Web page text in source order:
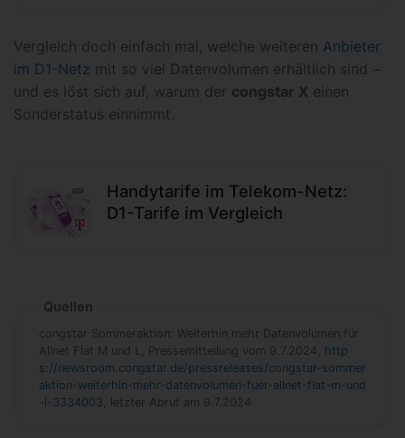
Vergleich doch einfach mal, welche weiteren Anbieter
im D1-Netz mit so viel Datenvolumen erhältlich sind −
und es löst sich auf, warum der congstar X einen
Sonderstatus einnimmt.
Handytarife im Telekom-Netz:
D1-Tarife im Vergleich
Quellen
congstar Sommeraktion: Weiterhin mehr Datenvolumen für
Allnet Flat M und L, Pressemitteilung vom 9.7.2024, http
s://newsroom.congstar.de/pressreleases/congstar-sommer
aktion-weiterhin-mehr-datenvolumen-fuer-allnet-flat-m-und
-l-3334003 , letzter Abruf am 9.7.2024